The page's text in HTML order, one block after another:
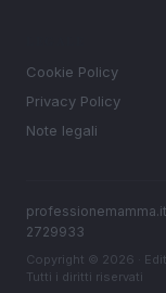
Cookie Policy
Privacy Policy
Note legali
2729933
Copyright © 2026 ·
Tutti i diritti riservati